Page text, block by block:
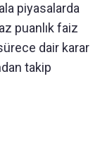
piyasalarda
puanlık faiz
dair karar
takip